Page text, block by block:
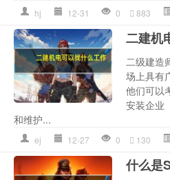
hj 12-31 0 883
二建机
二级建造
场上具有
他们可以
安装企业
和维护...
ej 12-27 0 130
什么是